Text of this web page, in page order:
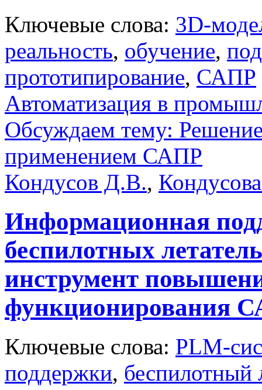
Ключевые слова: 3D-
реальность, обучение,
прототипирование, САПР
Автоматизация в
Обсуждаем тему:
применением САПР
Кондусов Д.В.,
Информационная
беспилотных
инструмент
функционирования
Ключевые слова: PLM-
поддержки, беспилотный